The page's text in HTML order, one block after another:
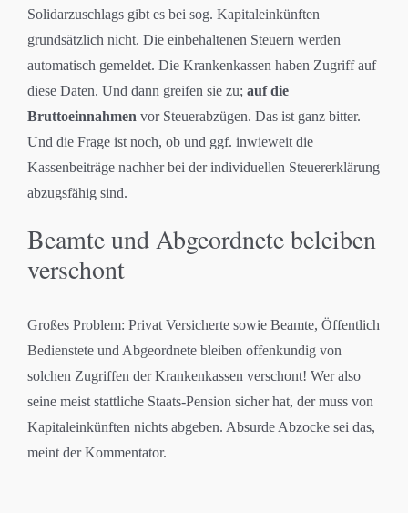
Solidarzuschlags gibt es bei sog. Kapitaleinkünften
grundsätzlich nicht. Die einbehaltenen Steuern werden
automatisch gemeldet. Die Krankenkassen haben Zugriff auf
diese Daten. Und dann greifen sie zu; auf die
Bruttoeinnahmen vor Steuerabzügen. Das ist ganz bitter.
Und die Frage ist noch, ob und ggf. inwieweit die
Kassenbeiträge nachher bei der individuellen Steuererklärung
abzugsfähig sind.
Beamte und Abgeordnete beleiben
verschont
Großes Problem: Privat Versicherte sowie Beamte, Öffentlich
Bedienstete und Abgeordnete bleiben offenkundig von
solchen Zugriffen der Krankenkassen verschont! Wer also
seine meist stattliche Staats-Pension sicher hat, der muss von
Kapitaleinkünften nichts abgeben. Absurde Abzocke sei das,
meint der Kommentator.